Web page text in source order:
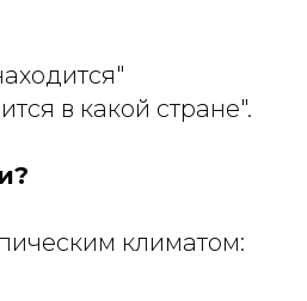
в какой стране".
климатом: